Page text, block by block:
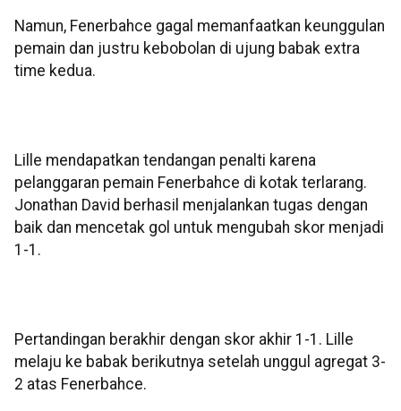
Namun, Fenerbahce gagal memanfaatkan keunggulan
pemain dan justru kebobolan di ujung babak extra
time kedua.
Lille mendapatkan tendangan penalti karena
pelanggaran pemain Fenerbahce di kotak terlarang.
Jonathan David berhasil menjalankan tugas dengan
baik dan mencetak gol untuk mengubah skor menjadi
1-1.
Pertandingan berakhir dengan skor akhir 1-1. Lille
melaju ke babak berikutnya setelah unggul agregat 3-
2 atas Fenerbahce.